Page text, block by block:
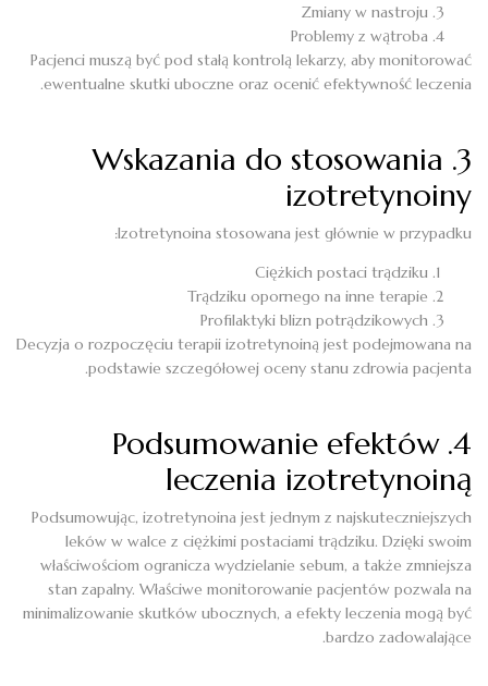
Zmiany w nastroju
Problemy z wątroba
Pacjenci muszą być pod stałą kontrolą lekarzy, aby monitorować
ewentualne skutki uboczne oraz ocenić efektywność leczenia.
3. Wskazania do stosowania
izotretynoiny
Izotretynoina stosowana jest głównie w przypadku:
Ciężkich postaci trądziku
Trądziku opornego na inne terapie
Profilaktyki blizn potrądzikowych
Decyzja o rozpoczęciu terapii izotretynoiną jest podejmowana na
podstawie szczegółowej oceny stanu zdrowia pacjenta.
4. Podsumowanie efektów
leczenia izotretynoiną
Podsumowując, izotretynoina jest jednym z najskuteczniejszych
leków w walce z ciężkimi postaciami trądziku. Dzięki swoim
właściwościom ogranicza wydzielanie sebum, a także zmniejsza
stan zapalny. Właściwe monitorowanie pacjentów pozwala na
minimalizowanie skutków ubocznych, a efekty leczenia mogą być
bardzo zadowalające.